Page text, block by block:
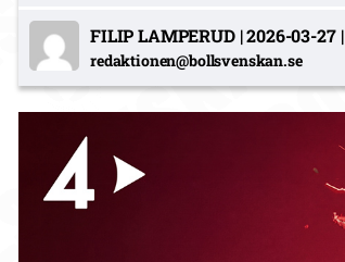
FILIP LAMPERUD|2026-03-27|
redaktionen@bollsvenskan.se